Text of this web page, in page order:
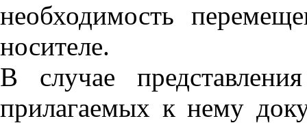
необходимость
носителе.
В случае
прилагаемых к нему